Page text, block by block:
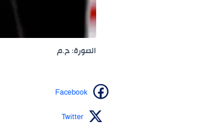
الصورة: ح.م
Facebook
Twitter